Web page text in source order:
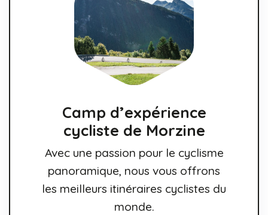
Camp d’expérience
cycliste de Morzine
Avec une passion pour le cyclisme
panoramique, nous vous offrons
les meilleurs itinéraires cyclistes du
monde.